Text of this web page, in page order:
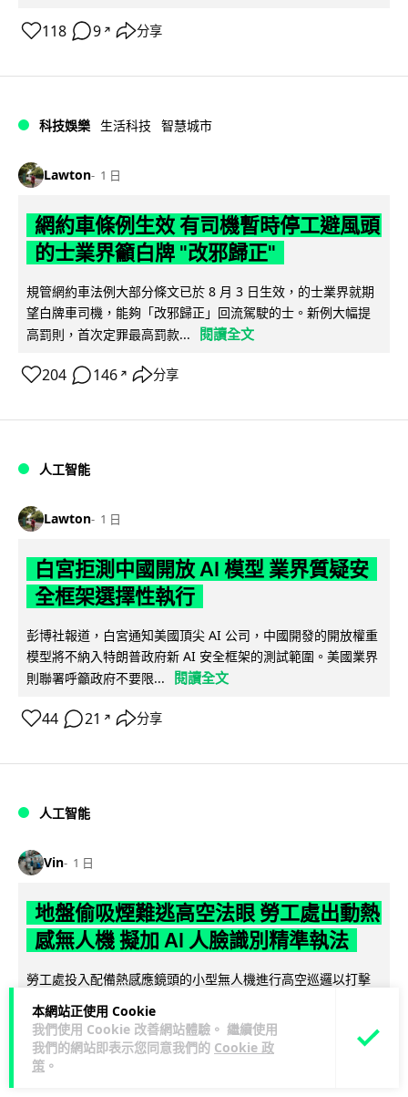
本網站正使用 Cookie
我們使用 Cookie 改善網站體驗。 繼續使用
我們的網站即表示您同意我們的 Cookie 政
策 。
118 9 ↗ 分享
科技娛樂 生活科技 智慧城市
Lawton 1 日
網約車條例生效 有司機暫時停工避風頭
的士業界籲白牌 "改邪歸正"
規管網約車法例大部分條文已於 8 月 3 日生效，的士業界就期
望白牌車司機，能夠「改邪歸正」回流駕駛的士。新例大幅提
高罰則，首次定罪最高罰款...
閱讀全文
204 146 ↗ 分享
人工智能
Lawton 1 日
白宮拒測中國開放 AI 模型 業界質疑安
全框架選擇性執行
彭博社報道，白宮通知美國頂尖 AI 公司，中國開發的開放權重
模型將不納入特朗普政府新 AI 安全框架的測試範圍。美國業界
則聯署呼籲政府不要限...
閱讀全文
44 21 ↗ 分享
人工智能
Vin 1 日
地盤偷吸煙難逃高空法眼 勞工處出動熱
感無人機 擬加 AI 人臉識別精準執法
勞工處投入配備熱感應鏡頭的小型無人機進行高空巡邏以打擊
分析功能，結合三大技術進一...
閱讀全文
246